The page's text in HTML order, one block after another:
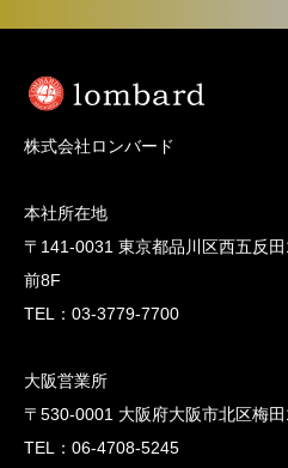
株式会社ロンバード
本社所在地
〒141-0031 東京都品川区西五反
前8F
TEL：03-3779-7700
大阪営業所
〒530-0001 大阪府大阪市北区梅
TEL：06-4708-5245